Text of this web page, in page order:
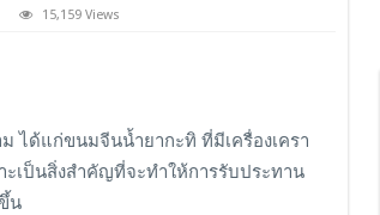
15,159 Views
ได้แก่ขนมจีนน้ำยากะทิ ที่มีเครื่องเครา
ะเป็นสิ่งสำคัญที่จะทำให้การรับประทาน
น